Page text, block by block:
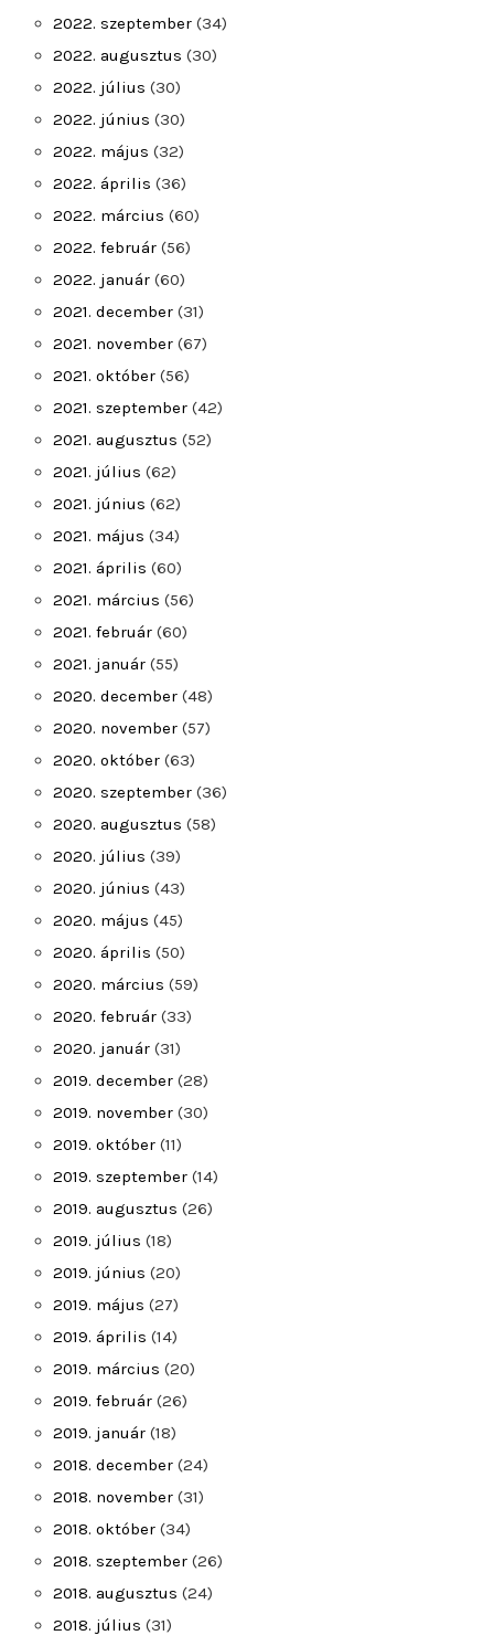
2022. szeptember (34)
2022. augusztus (30)
2022. július (30)
2022. június (30)
2022. május (32)
2022. április (36)
2022. március (60)
2022. február (56)
2022. január (60)
2021. december (31)
2021. november (67)
2021. október (56)
2021. szeptember (42)
2021. augusztus (52)
2021. július (62)
2021. június (62)
2021. május (34)
2021. április (60)
2021. március (56)
2021. február (60)
2021. január (55)
2020. december (48)
2020. november (57)
2020. október (63)
2020. szeptember (36)
2020. augusztus (58)
2020. július (39)
2020. június (43)
2020. május (45)
2020. április (50)
2020. március (59)
2020. február (33)
2020. január (31)
2019. december (28)
2019. november (30)
2019. október (11)
2019. szeptember (14)
2019. augusztus (26)
2019. július (18)
2019. június (20)
2019. május (27)
2019. április (14)
2019. március (20)
2019. február (26)
2019. január (18)
2018. december (24)
2018. november (31)
2018. október (34)
2018. szeptember (26)
2018. augusztus (24)
2018. július (31)